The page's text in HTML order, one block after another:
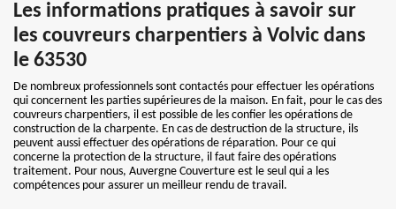
Les informations pratiques à savoir sur
les couvreurs charpentiers à Volvic dans
le 63530
De nombreux professionnels sont contactés pour effectuer les opérations
qui concernent les parties supérieures de la maison. En fait, pour le cas des
couvreurs charpentiers, il est possible de les confier les opérations de
construction de la charpente. En cas de destruction de la structure, ils
peuvent aussi effectuer des opérations de réparation. Pour ce qui
concerne la protection de la structure, il faut faire des opérations
traitement. Pour nous, Auvergne Couverture est le seul qui a les
compétences pour assurer un meilleur rendu de travail.